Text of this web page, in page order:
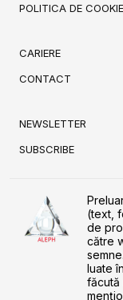
POLITICA DE
CARIERE
CONTACT
NEWSLETTER
SUBSCRIBE
(text,
de
către
luate
făcută